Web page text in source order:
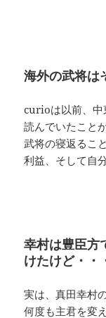
海外の武将は
curioは以前、中
読んでいたこと
武将の寝返るこ
利益、そして自
幸村は豊臣方
けたけど・・
実は、真田幸村
何度も主君を変